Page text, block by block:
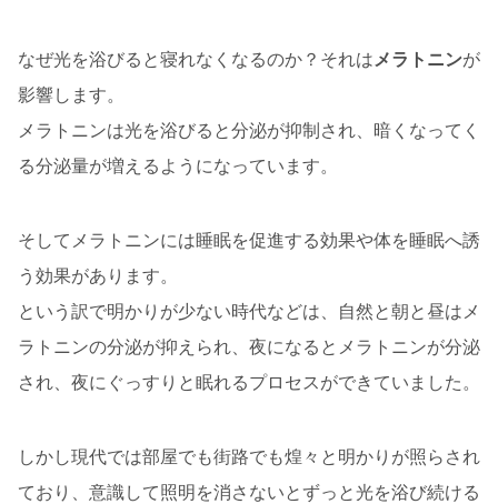
なぜ光を浴びると寝れなくなるのか？それは メラトニンが
影響します。
メラトニンは光を浴びると分泌が抑制され、暗くなってく
る分泌量が増えるようになっています。
そしてメラトニンには睡眠を促進する効果や体を睡眠へ誘
う効果があります。
という訳で明かりが少ない時代などは、自然と朝と昼はメ
ラトニンの分泌が抑えられ、夜になるとメラトニンが分泌
され、夜にぐっすりと眠れるプロセスができていました。
しかし現代では部屋でも街路でも煌々と明かりが照らされ
ており、意識して照明を消さないとずっと光を浴び続ける